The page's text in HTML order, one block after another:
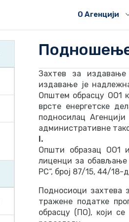
О Агенцији
Захтев за
издавање је
Општем обрасцу ОО1
врсте енергетске
подносилац
административне
I.
Општи образац ОО1
лиценци за обављање
РС“, број 87/15, 44/18-
Подносиоци захтева
тражене податке
обрасцу (ПО), који